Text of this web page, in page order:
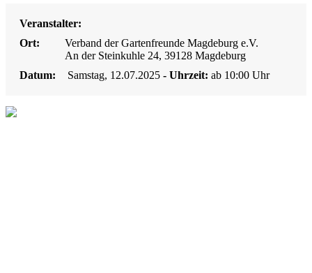
Veranstalter:
Ort:
Verband der Gartenfreunde Magdeburg e.V.
An der Steinkuhle 24, 39128 Magdeburg
Datum:
Samstag, 12.07.2025 - Uhrzeit: ab 10:00 Uhr